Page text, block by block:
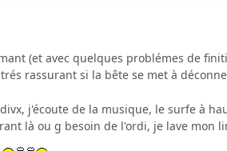
(et avec quelques problémes de
rassurant si la bête se met à
j'écoute de la musique, le surfe à
là ou g besoin de l'ordi, je lave mon